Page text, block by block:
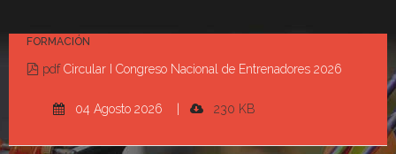
FORMACIÓN
pdf Circular I Congreso Nacional de Entrenadores 2026
04 Agosto 2026 | 230 KB